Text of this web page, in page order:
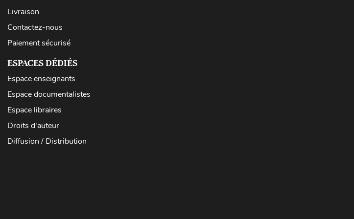
Livraison
Contactez-nous
Paiement sécurisé
ESPACES DÉDIÉS
Espace enseignants
Espace documentalistes
Espace libraires
Droits d'auteur
Diffusion / Distribution